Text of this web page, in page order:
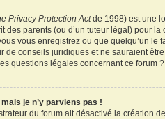
Privacy Protection Actde 1998) est une
des parents (ou d’un tuteur légal) pour
vous enregistrez ou que quelqu’un
de conseils juridiques et ne sauraient
questions légales concernant ce forum
je n’y parviens pas !
du forum ait désactivé la